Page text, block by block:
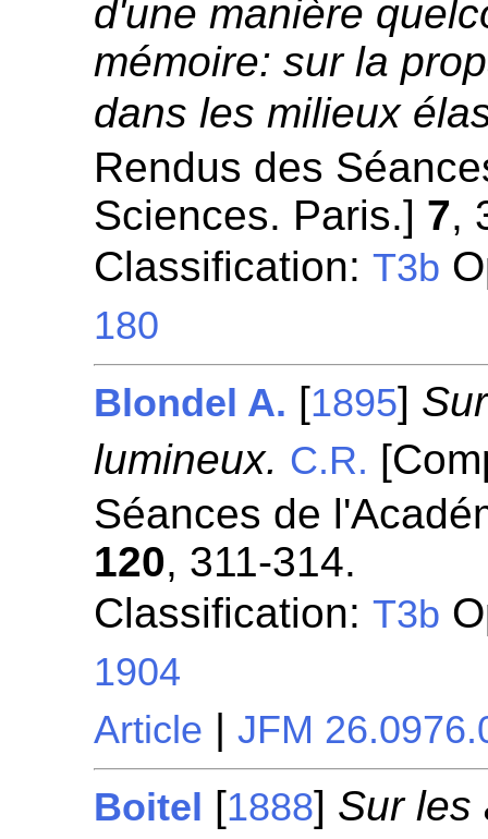
d'une manière
mémoire: sur la
dans les milieux
Rendus des
Sciences. Paris.] 7,
Classification:T3b
180
Blondel A. [1895]
lumineux. C.R.
Séances de
120, 311-314.
Classification:T3b
1904
Article |JFM
Boitel [1888] Sur les